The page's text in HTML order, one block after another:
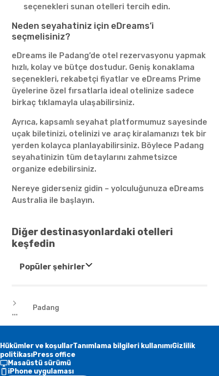
seçenekleri sunan otelleri tercih edin.
Neden seyahatiniz için eDreams’i
seçmelisiniz?
eDreams ile Padang’de otel rezervasyonu yapmak
hızlı, kolay ve bütçe dostudur. Geniş konaklama
seçenekleri, rekabetçi fiyatlar ve eDreams Prime
üyelerine özel fırsatlarla ideal otelinize sadece
birkaç tıklamayla ulaşabilirsiniz.
Ayrıca, kapsamlı seyahat platformumuz sayesinde
uçak biletinizi, otelinizi ve araç kiralamanızı tek bir
yerden kolayca planlayabilirsiniz. Böylece Padang
seyahatinizin tüm detaylarını zahmetsizce
organize edebilirsiniz.
Nereye giderseniz gidin – yolculuğunuza eDreams
Australia ile başlayın.
Diğer destinasyonlardaki otelleri
keşfedin
Popüler şehirler
...
Padang
Hükümler ve koşullarTanımlama bilgileri kullanımıGizlilik
politikasıPress office
Masaüstü sürümü
iPhone uygulaması